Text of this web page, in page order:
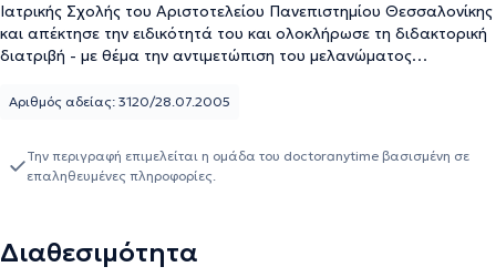
Ιατρικής Σχολής του Αριστοτελείου Πανεπιστημίου Θεσσαλονίκης
και απέκτησε την ειδικότητά του και ολοκλήρωσε τη διδακτορική
διατριβή - με θέμα την αντιμετώπιση του μελανώματος
Benjamin Franklin, στο Βερολίνο. Ο ιατρός έχει αναπτύξει
Οφθαλμολογίας (Fellow of the European Board of
Ophthalmology, FEBO). Με μεγάλη εμπειρία σε όλα τα θέματα
κορυφαίες ιδιωτικές κλινικές, προβαίνει και στη χειρουργική
Αριθμός αδείας: 3120/28.07.2005
Την περιγραφή επιμελείται η ομάδα του doctoranytime βασισμένη σε
επαληθευμένες πληροφορίες.
Διαθεσιμότητα